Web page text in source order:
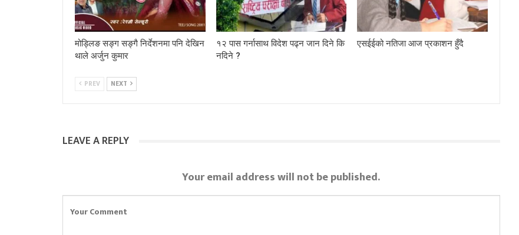
मोड्लिङ सङ्ग सङ्गै निर्देशनमा पनि देखिन
थाले अर्जुन कुमार
१२ पास गर्नासाथ विदेश पढ्न जान दिने कि
नदिने ?
एसईईको नतिजा आज प्रकाशन हुँदै
PREV NEXT
LEAVE A REPLY
Your email address will not be published.